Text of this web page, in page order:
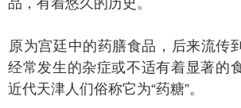
品，有着悠久的历史。
宫廷中的药膳食品，后来流传
经常发生的杂症或不适有着显著的
近代天津人们俗称它为“药糖”。